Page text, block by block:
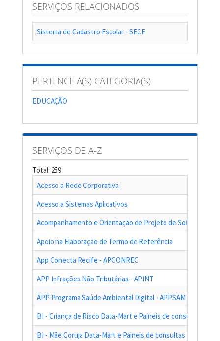
SERVIÇOS RELACIONADOS
Sistema de Cadastro Escolar - SECE
PERTENCE A(S) CATEGORIA(S)
EDUCAÇÃO
SERVIÇOS DE A-Z
Total: 259
Acesso a Rede Corporativa
Acesso a Sistemas Aplicativos
Acompanhamento e Orientação de Projeto de Software
Apoio na Elaboração de Termo de Referência
App Conecta Recife - APCONREC
APP Infrações Não Tributárias - APINT
APP Programa Saúde Ambiental Digital - APPSAM
BI - Criança de Risco Data-Mart e Paineis de consultas das
BI - Mãe Coruja Data-Mart e Paineis de consultas das